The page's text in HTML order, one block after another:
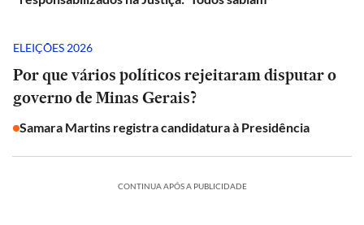
ELEIÇÕES 2026
Por que vários políticos rejeitaram disputar o
governo de Minas Gerais?
Samara Martins registra candidatura à Presidência
CONTINUA APÓS A PUBLICIDADE